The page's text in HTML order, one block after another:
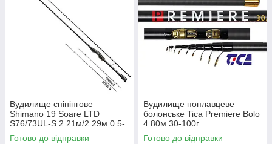
Вудилище спінінгове
Shimano 19 Soare LTD
S76/73UL-S 2.21м/2.29м 0.5-
12
Готово до відправки
Вудилище поплавцеве
болонське Tica Premiere Bolo
4.80м 30-100г
Готово до відправки